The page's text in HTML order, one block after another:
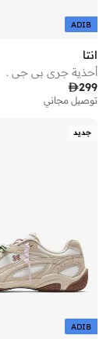
ADIB
انتا
أحذية جري بي جي .
299
توصيل مجاني
جديد
ADIB